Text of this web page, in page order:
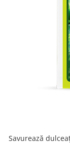
Bulbi de
Bulbi de
Bulbi de Irisi -
Bulbi de Narcise
Păr - Pyrus
Smochini - Ficus
Savurează